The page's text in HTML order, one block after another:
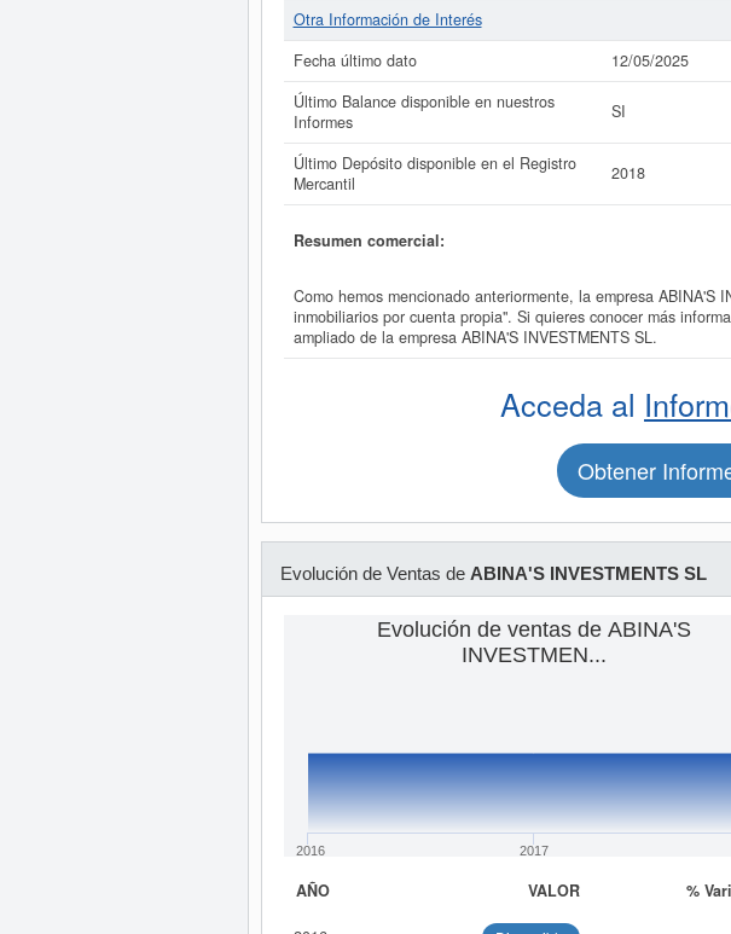
Otra Información de Interés
Fecha último dato
12/05/2025
Último Balance disponible en nuestros
Informes
SI
Último Depósito disponible en el Registro
Mercantil
2018
Resumen comercial:
Como hemos mencionado anteriormente, la empresa
inmobiliarios por cuenta propia". Si quieres conocer más
ampliado de la empresa ABINA'S INVESTMENTS SL.
Acceda al
Obtener
Evolución de Ventas de ABINA'S INVESTMENTS SL
Evolución de ventas de ABINA'S
INVESTMEN...
2016 2017
AÑO VALOR %